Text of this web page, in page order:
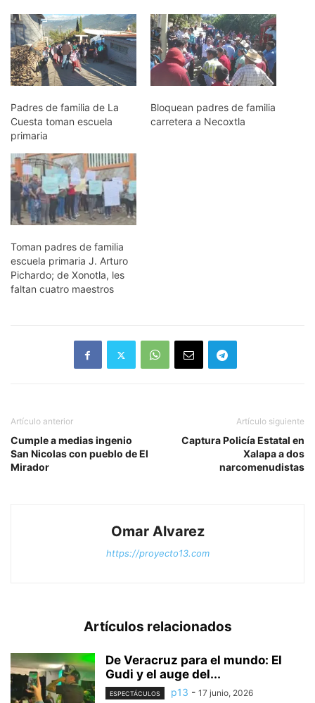
Padres de familia de La
Cuesta toman escuela
primaria
Bloquean padres de familia
carretera a Necoxtla
Toman padres de familia
escuela primaria J. Arturo
Pichardo; de Xonotla, les
faltan cuatro maestros
Artículo anterior
Cumple a medias ingenio
San Nicolas con pueblo de El
Mirador
Artículo siguiente
Captura Policía Estatal en
Xalapa a dos
narcomenudistas
Omar Alvarez
https://proyecto13.com
Artículos relacionados
De Veracruz para el mundo: El
Gudi y el auge del...
ESPECTÁCULOS p13 - 17 junio, 2026